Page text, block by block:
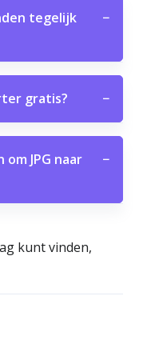
tegelijk
−
gratis? −
JPG naar
−
kunt vinden,